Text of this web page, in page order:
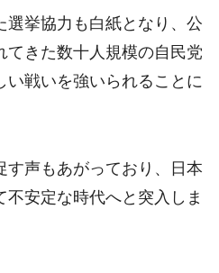
選挙協力も白紙となり、公
てきた数十人規模の自民党
い戦いを強いられることに
す声もあがっており、日本
安定な時代へと突入しま